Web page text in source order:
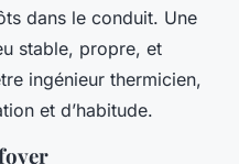
dans le conduit. Une
stable, propre, et
ingénieur thermicien,
et d’habitude.